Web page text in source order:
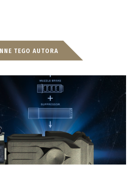
INNE TEGO AUTORA